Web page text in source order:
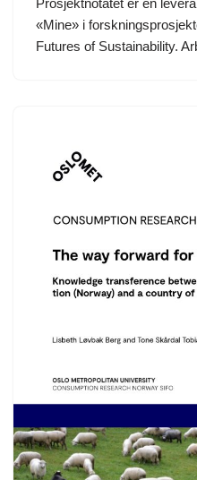
Prosjektnotatet er en
«Mine» i
Futures of Sustainability.